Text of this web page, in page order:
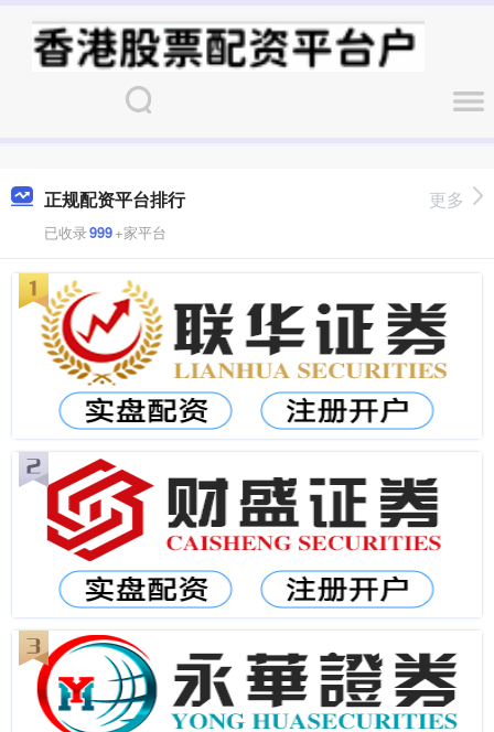
正规配资平台排行
已收录999+家平台
更多